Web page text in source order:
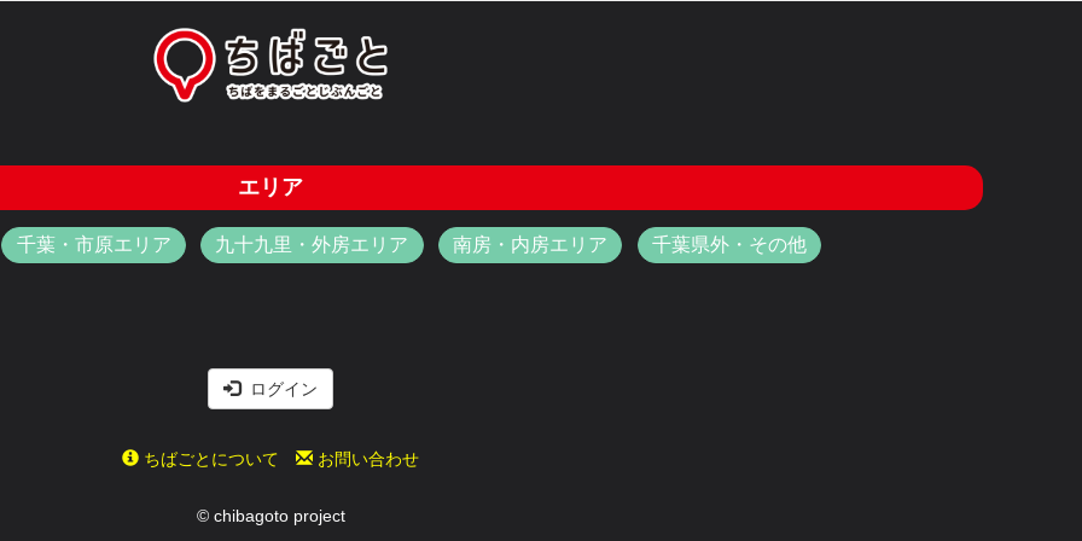
エリア
千葉・市原エリア 九十九里・外房エリア 南房・内房エリア 千葉県外・その他
ログイン
ちばごとについて お問い合わせ
© chibagoto project